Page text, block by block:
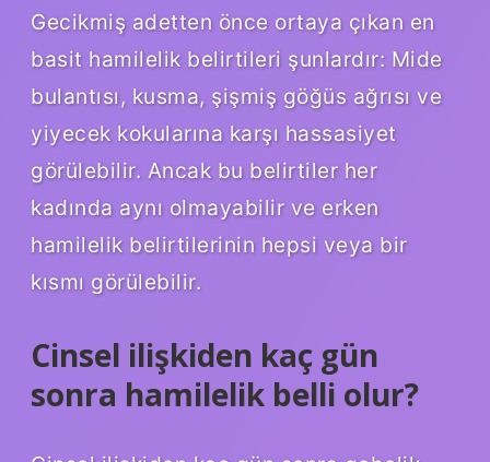
Gecikmiş adetten önce ortaya çıkan en
basit hamilelik belirtileri şunlardır: Mide
bulantısı, kusma, şişmiş göğüs ağrısı ve
yiyecek kokularına karşı hassasiyet
görülebilir. Ancak bu belirtiler her
kadında aynı olmayabilir ve erken
hamilelik belirtilerinin hepsi veya bir
kısmı görülebilir.
Cinsel ilişkiden kaç gün
sonra hamilelik belli olur?